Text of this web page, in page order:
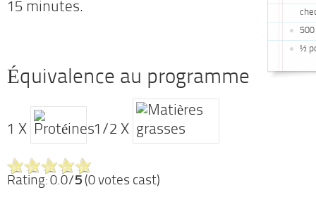
500
½
15 minutes.
Équivalence au programme
1 X 1/2 X
Rating: 0.0/5 (0 votes cast)